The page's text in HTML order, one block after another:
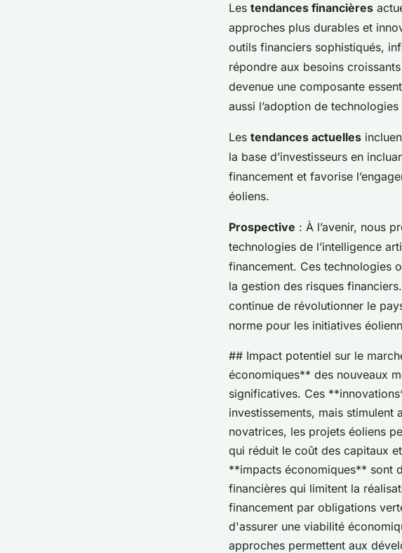
Les tendances financières
approches plus durables et
outils financiers sophistiqués,
répondre aux besoins
devenue une composante
aussi l’adoption de
Les tendances actuelles
la base d’investisseurs en
financement et favorise
éoliens.
Prospective : À l’avenir, nous
technologies de l’intelligence
financement. Ces technologies
la gestion des risques
continue de révolutionner le
norme pour les initiatives
## Impact potentiel sur le
économiques** des nouveaux
significatives. Ces
investissements, mais stimulent
novatrices, les projets éoliens
qui réduit le coût des capitaux
**impacts économiques** sont
financières qui limitent la
financement par obligations
d'assurer une viabilité
approches permettent aux